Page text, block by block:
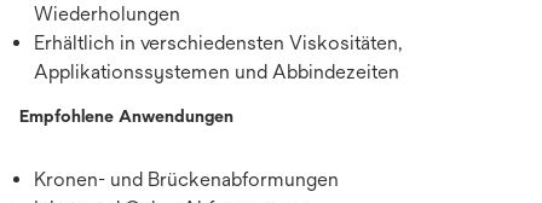
Wiederholungen
Erhältlich in verschiedensten Viskositäten,
Applikationssystemen und Abbindezeiten
Empfohlene Anwendungen
Kronen- und Brückenabformungen